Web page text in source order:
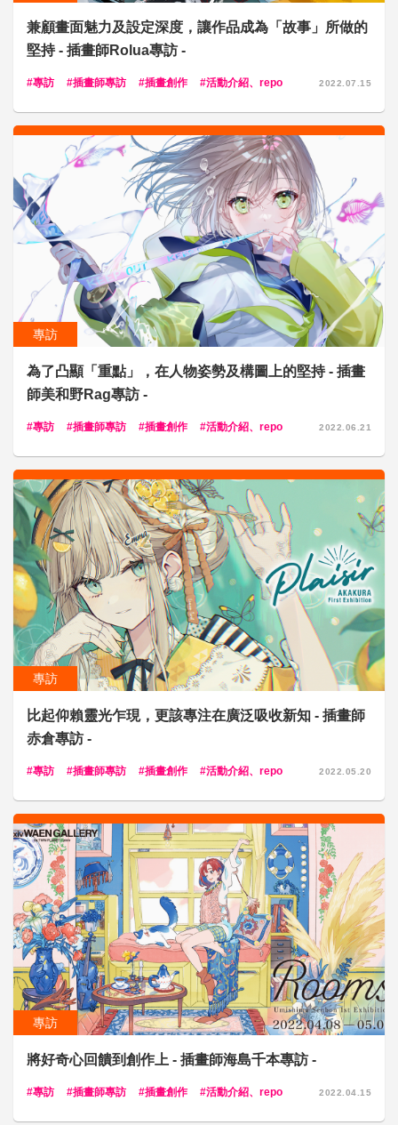
兼顧畫面魅力及設定深度，讓作品成為「故事」所做的
堅持 - 插畫師Rolua專訪 -
專訪 插畫師專訪 插畫創作 活動介紹、repo 2022.07.15
專訪
為了凸顯「重點」，在人物姿勢及構圖上的堅持 - 插畫
師美和野Rag專訪 -
專訪 插畫師專訪 插畫創作 活動介紹、repo 2022.06.21
專訪
比起仰賴靈光乍現，更該專注在廣泛吸收新知 - 插畫師
赤倉專訪 -
專訪 插畫師專訪 插畫創作 活動介紹、repo 2022.05.20
專訪
將好奇心回饋到創作上 - 插畫師海島千本專訪 -
專訪 插畫師專訪 插畫創作 活動介紹、repo 2022.04.15